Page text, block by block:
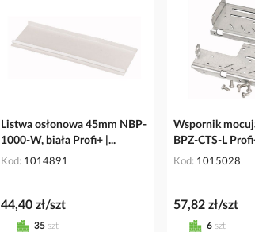
Listwa osłonowa 45mm NBP-
1000-W, biała Profi+ |...
Kod 1014891
44,40 zł/szt
35 szt
Wspornik
BPZ-CTS-L
Kod 1015028
57,82 zł/szt
6 szt